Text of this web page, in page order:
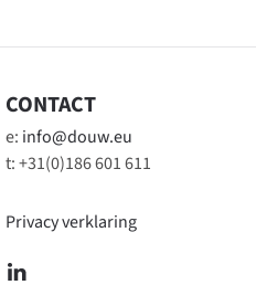
CONTACT
e: info@douw.eu
t: +31(0)186 601 611
Privacy verklaring